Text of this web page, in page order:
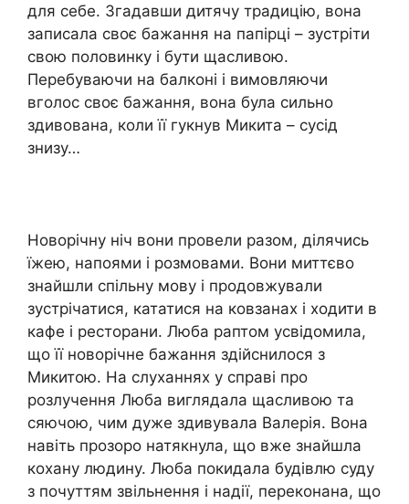
для себе. Згадавши дитячу традицію, вона
записала своє бажання на папірці – зустріти
свою половинку і бути щасливою.
Перебуваючи на балконі і вимовляючи
вголос своє бажання, вона була сильно
здивована, коли її гукнув Микита – сусід
знизу…
Новорічну ніч вони провели разом, ділячись
їжею, напоями і розмовами. Вони миттєво
знайшли спільну мову і продовжували
зустрічатися, кататися на ковзанах і ходити в
кафе і ресторани. Люба раптом усвідомила,
що її новорічне бажання здійснилося з
Микитою. На слуханнях у справі про
розлучення Люба виглядала щасливою та
сяючою, чим дуже здивувала Валерія. Вона
навіть прозоро натякнула, що вже знайшла
кохану людину. Люба покидала будівлю суду
з почуттям звільнення і надії, переконана, що